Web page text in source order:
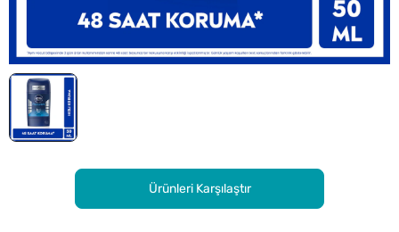
Ürünleri Karşılaştır